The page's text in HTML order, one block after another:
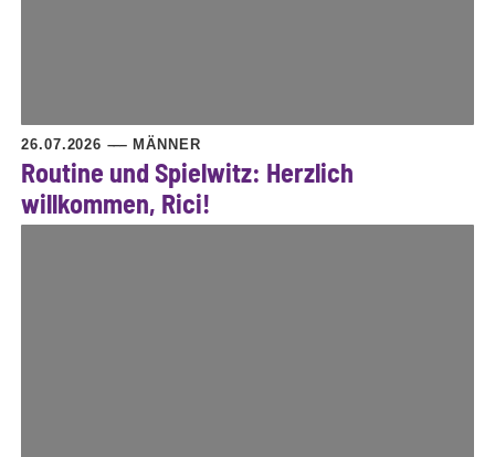
26.07.2026 MÄNNER
Routine und Spielwitz: Herzlich
willkommen, Rici!